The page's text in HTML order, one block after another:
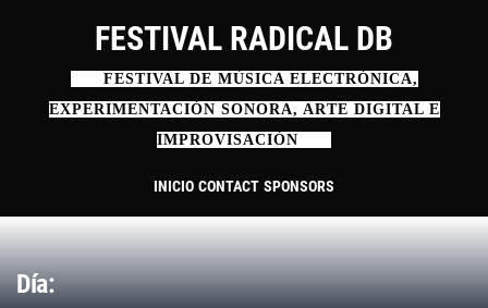
contenido
FESTIVAL RADICAL DB
FESTIVAL DE MÚSICA ELECTRÓNICA,
EXPERIMENTACIÓN SONORA, ARTE DIGITAL E
IMPROVISACIÓN
INICIO CONTACT SPONSORS
Día: